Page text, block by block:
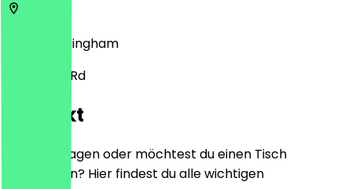
Birmingham
13-15 York Rd
Kontakt
Hast du Fragen oder möchtest du einen Tisch
reservieren? Hier findest du alle wichtigen